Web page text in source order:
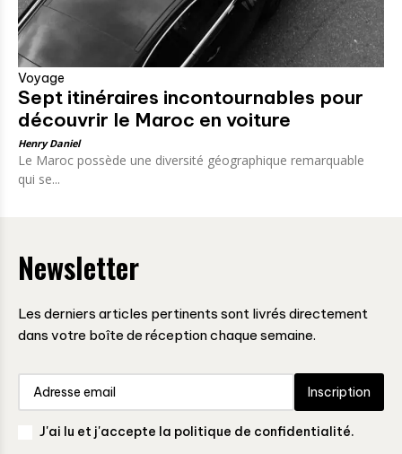
Voyage
Sept itinéraires incontournables pour
découvrir le Maroc en voiture
Henry Daniel
Le Maroc possède une diversité géographique remarquable
qui se...
Newsletter
Les derniers articles pertinents sont livrés directement
dans votre boîte de réception chaque semaine.
Inscription
J'ai lu et j'accepte la politique de confidentialité.